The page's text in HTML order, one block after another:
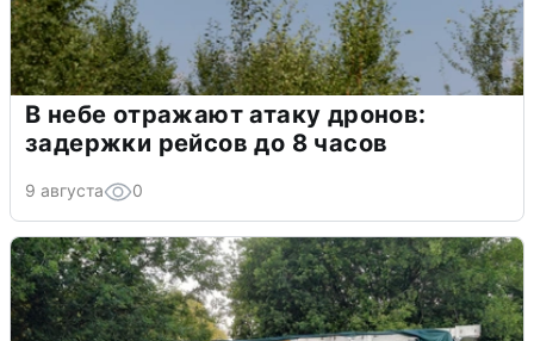
В небе отражают атаку дронов:
задержки рейсов до 8 часов
9 августа 0